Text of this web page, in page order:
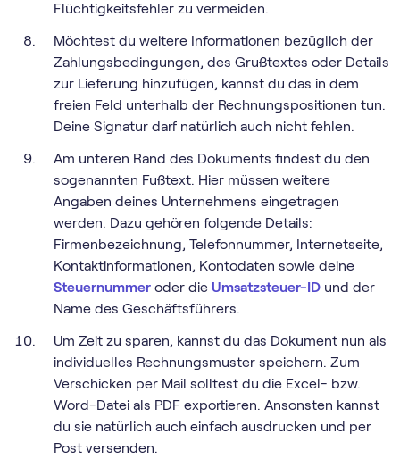
Flüchtigkeitsfehler zu vermeiden.
Möchtest du weitere Informationen bezüglich der
Zahlungsbedingungen, des Grußtextes oder Details
zur Lieferung hinzufügen, kannst du das in dem
freien Feld unterhalb der Rechnungspositionen tun.
Deine Signatur darf natürlich auch nicht fehlen.
Am unteren Rand des Dokuments findest du den
sogenannten Fußtext. Hier müssen weitere
Angaben deines Unternehmens eingetragen
werden. Dazu gehören folgende Details:
Firmenbezeichnung, Telefonnummer, Internetseite,
Kontaktinformationen, Kontodaten sowie deine
Steuernummer oder die Umsatzsteuer-ID und der
Name des Geschäftsführers.
Um Zeit zu sparen, kannst du das Dokument nun als
individuelles Rechnungsmuster speichern. Zum
Verschicken per Mail solltest du die Excel- bzw.
Word-Datei als PDF exportieren. Ansonsten kannst
du sie natürlich auch einfach ausdrucken und per
Post versenden.